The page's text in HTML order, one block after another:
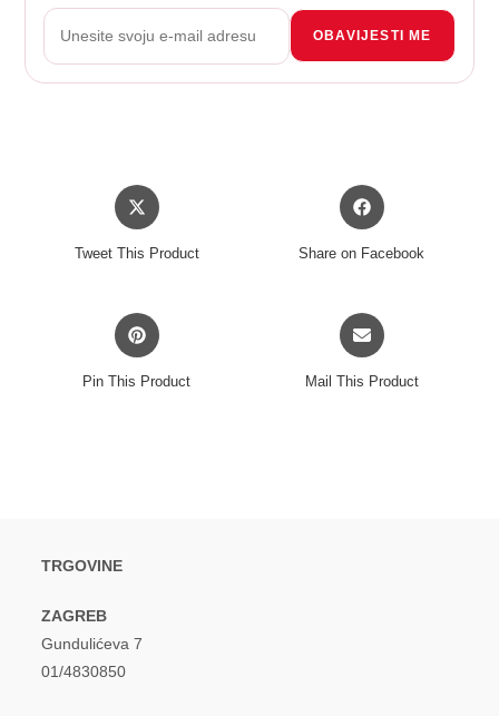
OBAVIJESTI ME
Opens
in
Tweet This Product
Opens
in
Share on Facebook
Opens
in
Pin This Product
Opens
in
Mail This Product
TRGOVINE
ZAGREB
Gundulićeva 7
01/4830850